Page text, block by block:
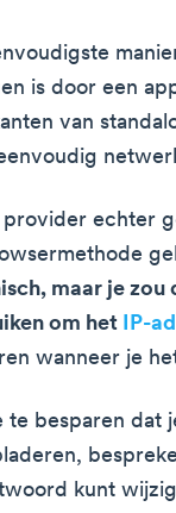
is door een
van
provider echter
maar je zou
om het IP-
wanneer je
te besparen dat
kunt